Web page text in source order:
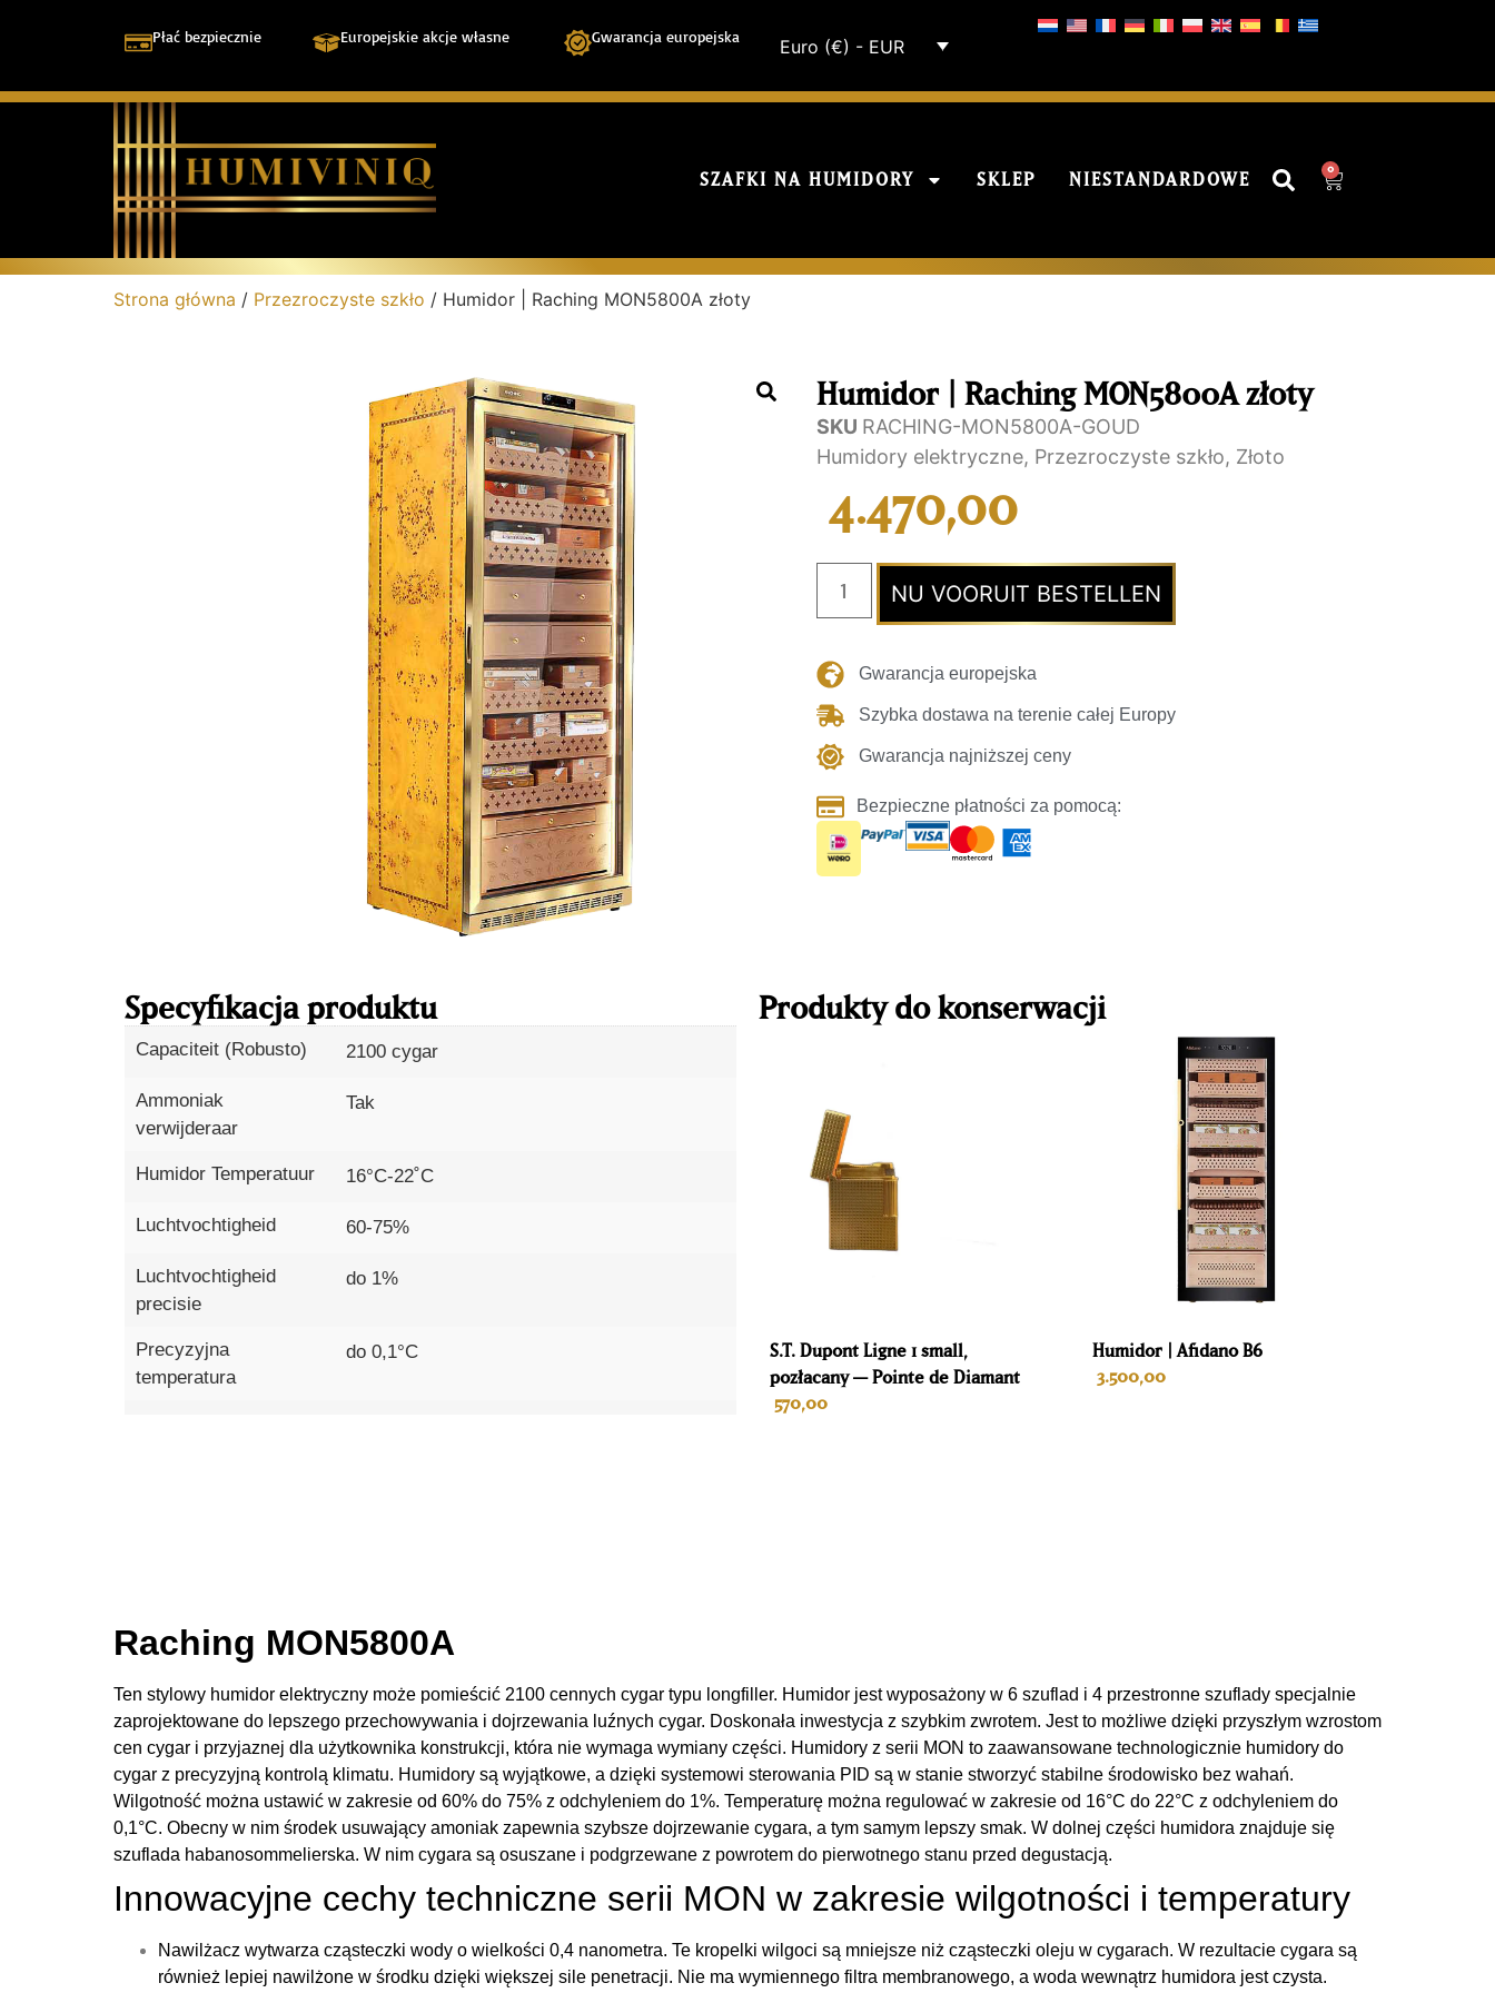
Płać bezpiecznie Europejskie akcje własne Gwarancja europejska Euro (€) - EUR
SZAFKI NA HUMIDORY SKLEP NIESTANDARDOWE
0
Strona główna / Przezroczyste szkło / Humidor | Raching MON5800A złoty
Humidor | Raching MON5800A złoty
SKU RACHING-MON5800A-GOUD
Humidory elektryczne, Przezroczyste szkło, Złoto
4.470,00
NU VOORUIT BESTELLEN
Gwarancja europejska
Szybka dostawa na terenie całej Europy
Gwarancja najniższej ceny
Bezpieczne płatności za pomocą:
Specyfikacja produktu
Capaciteit (Robusto) 2100 cygar
Ammoniak
verwijderaar
Tak
Humidor Temperatuur 16°C-22˚C
Luchtvochtigheid 60-75%
Luchtvochtigheid
precisie
do 1%
Precyzyjna
temperatura
do 0,1°C
Hoogte 185 cm
Breedte 69 cm
Diepte 70 cm
Gewicht 131 kg
Kleur Złoto
Interieur Cedr hiszpański
Lades 6 i 4 szuflady
Produkty do konserwacji
S.T. Dupont Ligne 1 small,
pozłacany — Pointe de Diamant
570,00
Humidor | Afidano B6
3.500,00
Raching MON5800A
Ten stylowy humidor elektryczny może pomieścić 2100 cennych cygar typu longfiller. Humidor jest wyposażony w 6 szuflad i 4 przestronne szuflady specjalnie
zaprojektowane do lepszego przechowywania i dojrzewania luźnych cygar. Doskonała inwestycja z szybkim zwrotem. Jest to możliwe dzięki przyszłym wzrostom
cen cygar i przyjaznej dla użytkownika konstrukcji, która nie wymaga wymiany części. Humidory z serii MON to zaawansowane technologicznie humidory do
cygar z precyzyjną kontrolą klimatu. Humidory są wyjątkowe, a dzięki systemowi sterowania PID są w stanie stworzyć stabilne środowisko bez wahań.
Wilgotność można ustawić w zakresie od 60% do 75% z odchyleniem do 1%. Temperaturę można regulować w zakresie od 16°C do 22°C z odchyleniem do
0,1°C. Obecny w nim środek usuwający amoniak zapewnia szybsze dojrzewanie cygara, a tym samym lepszy smak. W dolnej części humidora znajduje się
szuflada habanosommelierska. W nim cygara są osuszane i podgrzewane z powrotem do pierwotnego stanu przed degustacją.
Innowacyjne cechy techniczne serii MON w zakresie wilgotności i temperatury
Nawilżacz wytwarza cząsteczki wody o wielkości 0,4 nanometra. Te kropelki wilgoci są mniejsze niż cząsteczki oleju w cygarach. W rezultacie cygara są
również lepiej nawilżone w środku dzięki większej sile penetracji. Nie ma wymiennego filtra membranowego, a woda wewnątrz humidora jest czysta.